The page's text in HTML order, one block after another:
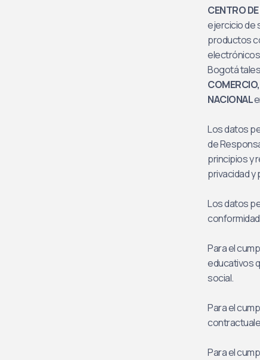
CENTRO
ejercicio de
productos
Bogotá
NACIONAL
Los datos
de
principios y
privacidad
Los datos
Para el
educativos
social.
Para el
Para el